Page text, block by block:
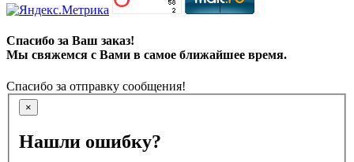
Спасибо за Ваш заказ!
Мы свяжемся с Вами в самое ближайшее время.
Спасибо за отправку сообщения!
×
Нашли ошибку?